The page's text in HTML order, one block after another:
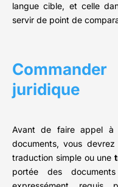
langue cible, et celle
servir de point de
juridique
Avant de faire appel à
documents, vous
traduction simple ou une
portée des